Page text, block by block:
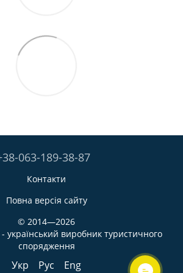
063-189-38-87
Контакти
Повна версія сайту
© 2014—2026
український виробник туристичного
спорядження
Укр Рус Eng